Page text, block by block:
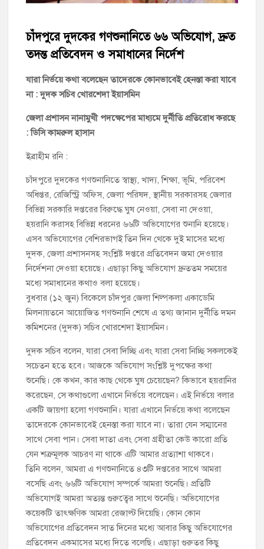
হাইমচরের হালিম চত্বরের দোকান উচ্ছেদ, ১০ হাজার টাকা জরিমানা
মঞ্চে নয়, নেতাকর্মীদের সারিতে বসে মতবিনিময় করলেন শিক্ষামন্ত্রী আ,ন,ম
এহসানুল হক মিলন
চাঁদপুর জেলা বিএনপির সিনিয়র সহ-সভাপতি মাহবুব আনোয়ার বাবলুর
মৃত্যুতে স্মরণ সভা ও দোয়া মাহফিল
চাঁদপুর পৌরসভার ২০৫ কোটি টাকার বাজেট ঘোষণা
কচুয়ায় পৃথক অভিযানে ২০১ পিস ইয়াবা ও ৫০ গ্রাম গাঁজাসহ ৩ মাদক
কারবারি গ্রেপ্তার
চাঁদপুরে দুদকের গণশুনানিতে ৬৬ অভিযোগ, দ্রুত
তদন্ত প্রতিবেদন ও সমাধানের নির্দেশ
যারা নির্ভয়ে কথা বলেছেন তাদেরকে কোনভাবেই হেনস্তা করা যাবে
না : দুদক সচিব খোরশেদা ইয়াসমিন
জেলা প্রশাসন নানামুখী পদক্ষেপের মাধ্যমে দুর্নীতি প্রতিরোধ করছে
: ডিসি কামরুল হাসান
ইব্রাহীম রনি :
চাঁদপুরে দুদকের গণশুনানিতে স্বাস্থ্য, খাদ্য, শিক্ষা, ভূমি, পরিবেশ
অধিপ্তর, রেজিস্ট্রি অফিস, জেলা পরিষদ, স্থানীয় সরকারসহ জেলার
বিভিন্ন সরকারি দপ্তরের বিরুদ্ধে ঘুষ নেওয়া, সেবা না দেওয়া,
হয়রানি করাসহ বিভিন্ন ধরনের ৬৬টি অভিযোগের শুনানি হয়েছে।
এসব অভিযোগের বেশিরভাগই তিন দিন থেকে দুই মাসের মধ্যে
দুদক, জেলা প্রশাসনসহ সংশ্লিষ্ট দপ্তরে প্রতিবেদন জমা দেওয়ার
নির্দেশনা দেওয়া হয়েছে। এছাড়া কিছু অভিযোগ দ্রুততম সময়ের
মধ্যে সমাধানের কথাও বলা হয়েছে।
বুধবার (১২ জুন) বিকেলে চাঁদপুর জেলা শিল্পকলা একাডেমি
মিলনায়তনে আয়োজিত গণশুনানি শেষে এ তথ্য জানান দুর্নীতি দমন
কমিশনের (দুদক) সচিব খোরশেদা ইয়াসমিন।
দুদক সচিব বলেন, যারা সেবা দিচ্ছি এবং যারা সেবা নিচ্ছি সকলকেই
সচেতন হতে হবে। আজকে অভিযোগ সংশ্লিষ্ট দুপক্ষের কথা
শুনেছি। কে কখন, কার কাছ থেকে ঘুষ চেয়েছেন? কিভাবে হয়রানির
করেছেন, সে কথাগুলো এখানে নির্ভয়ে বলেছেন। এই নির্ভয়ে বলার
একটি জায়গা হলো গণশুনানি। যারা এখানে নির্ভয়ে কথা বলেছেন
তাদেরকে কোনভাবেই হেনস্তা করা যাবে না। তারা যেন সম্মানের
সাথে সেবা পান। সেবা দাতা এবং সেবা গ্রহীতা কেউ কারো প্রতি
যেন শত্রুমূলক আচরণ না থাকে এটি আমার প্রত্যাশা থাকবে।
তিনি বলেন, আমরা এ গণশুনানিতে ৪৩টি দপ্তরের সাথে আমরা
বসেছি এবং ৬৬টি অভিযোগ সম্পর্কে আমরা শুনেছি। প্রতিটি
অভিযোগই আমরা অত্যন্ত গুরুত্বের সাথে শুনেছি। অভিযোগের
কয়েকটি তাৎক্ষণিক আমরা রেজাল্ট দিয়েছি। কোন কোন
অভিযোগের প্রতিবেদন সাত দিনের মধ্যে আবার কিছু অভিযোগের
প্রতিবেদন একমাসের মধ্যে দিতে বলেছি। এছাড়া গুরুতর কিছু